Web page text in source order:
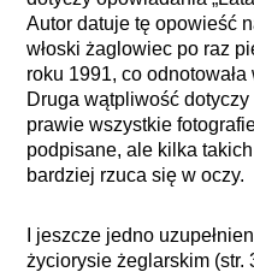
Autor datuje tę opowieść
włoski żaglowiec po raz
roku 1991, co
Druga wątpliwość
prawie wszystkie
podpisane, ale kilka
bardziej rzuca się w oczy.
I jeszcze jedno
życiorysie żeglarskim (str.